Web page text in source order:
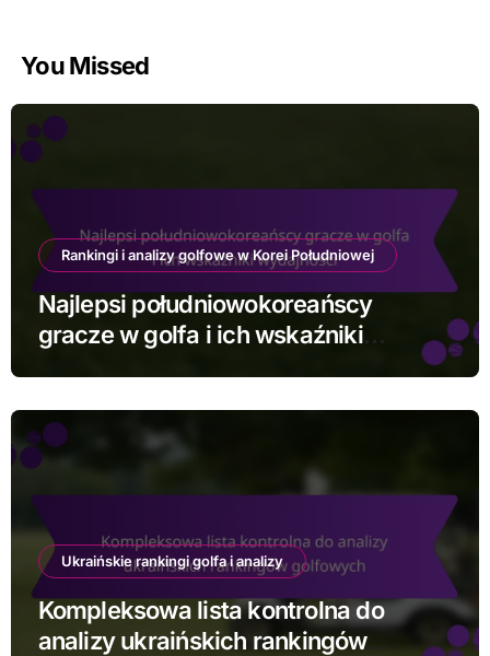
You Missed
Rankingi i analizy golfowe w Korei Południowej
Najlepsi południowokoreańscy
gracze w golfa i ich wskaźniki
Ukraińskie rankingi golfa i analizy
Kompleksowa lista kontrolna do
analizy ukraińskich rankingów